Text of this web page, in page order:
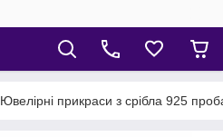
Ювелірні прикраси з срібла 925